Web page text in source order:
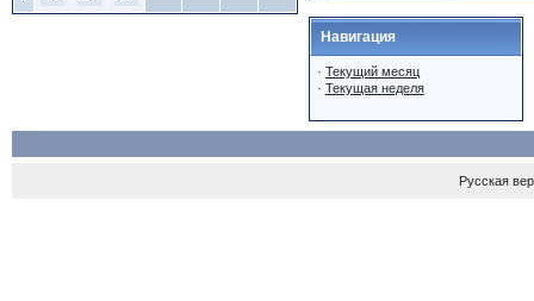
Навигация
· Текущий месяц
· Текущая неделя
Русская